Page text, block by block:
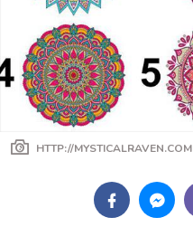
HTTP://MYSTICALRAVEN.COM